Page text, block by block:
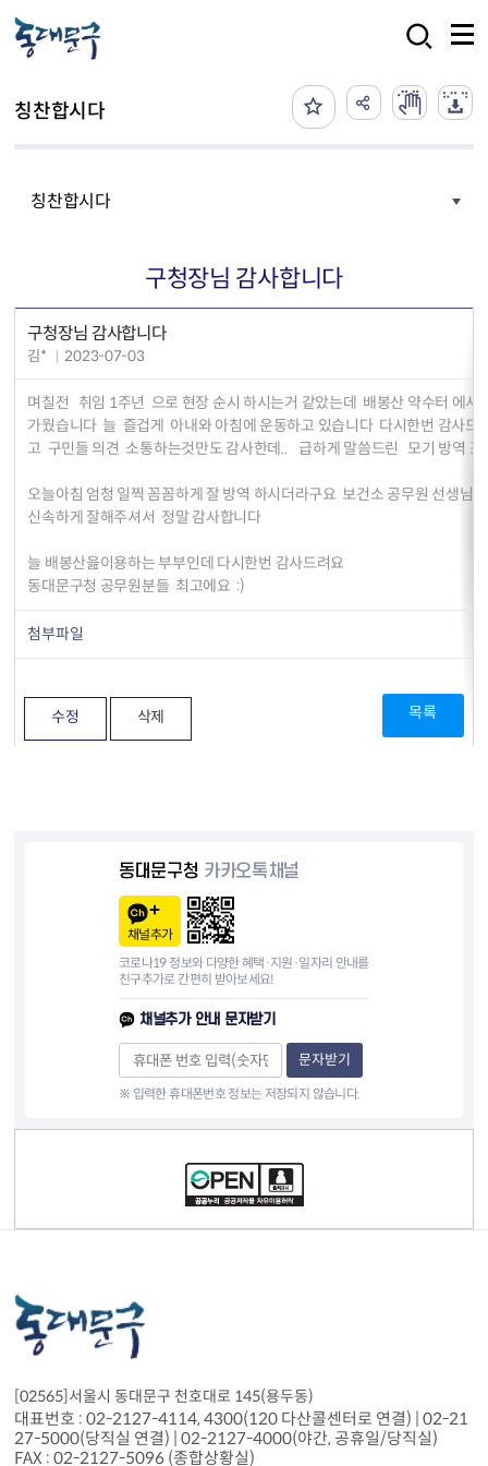
칭찬합시다
칭찬합시다
구청장님 감사합니다
구청장님 감사합니다
김* 2023-07-03
며칠전 취임 1주년 으로 현장 순시 하시는거 같았는데 배봉산 약수터 에서
가웠습니다 늘 즐겁게 아내와 아침에 운동하고 있습니다 다시한번 감사
고 구민들 의견 소통하는것만도 감사한데.. 급하게 말씀드린 모기 방역
오늘아침 엄청 일찍 꼼꼼하게 잘 방역 하시더라구요 보건소 공무원 선생님
신속하게 잘해주셔서 정말 감사합니다
늘 배봉산읊이용하는 부부인데 다시한번 감사드려요
동대문구청 공무원분들 최고에요 :)
첨부파일
수정 삭제 목록
동대문구청 카카오톡채널
채널추가
코로나19 정보와 다양한 혜택·지원·일자리 안내를
친구추가로 간편히 받아보세요!
채널추가 안내 문자받기
문자받기
※ 입력한 휴대폰번호 정보는 저장되지 않습니다.
[02565]서울시 동대문구 천호대로 145(용두동)
대표번호 : 02-2127-4114, 4300(120 다산콜센터로 연결) | 02-21
27-5000(당직실 연결) | 02-2127-4000(야간, 공휴일/당직실)
FAX : 02-2127-5096 (종합상황실)